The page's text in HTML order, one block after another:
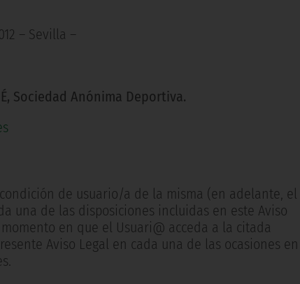
– Sevilla –
Sociedad Anónima Deportiva.
de usuario/a de la misma (en adelante, el
una de las disposiciones incluidas en este Aviso
en que el Usuari@ acceda a la citada
Aviso Legal en cada una de las ocasiones en